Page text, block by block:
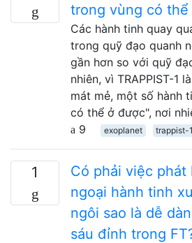
trong vùng có thể
Các hành tinh quay
trong quỹ đạo quanh
gần hơn so với quỹ
nhiên, vì TRAPPIST-1
mát mẻ, một số hành
có thể ở được", nơi
9
exoplanet trappist-1
1
Có phải việc phát
ngoại hành tinh
ngôi sao là dễ
sáu đỉnh trong